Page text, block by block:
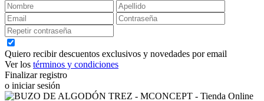
Quiero recibir descuentos exclusivos y novedades por email
Ver los términos y condiciones
Finalizar registro
o iniciar sesión